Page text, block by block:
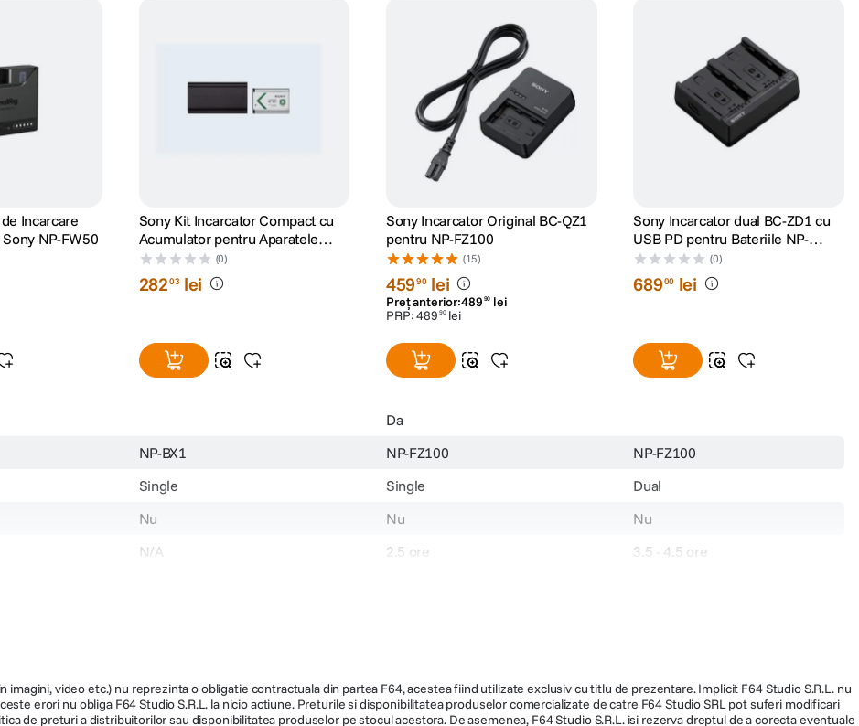
Incarcare
NP-FW50
Sony Kit Incarcator Compact cu
Acumulator pentru Aparatele
Cyber-shot (0)
28203 lei
Sony Incarcator Original BC-QZ1
pentru NP-FZ100
(15)
45990 lei
Preț anterior:489 90 lei
PRP:489 90 lei
Sony Incarcator dual BC-ZD1 cu
USB PD pentru Bateriile NP-
FZ100
(0)
68900 lei
Da
NP-BX1 NP-FZ100
NP-FZ100
Single Single
Dual
Nu Nu
Nu
N/A 2.5 ore
3.5 - 4.5 ore
Da Nu
Da
6100 /
Cyber-Shot Alfa a9 , Alfa a7R III , Alfa a7 III, A7 -
imagini, video etc.) nu reprezinta o obligatie contractuala din partea F64, acestea fiind utilizate exclusiv cu titlu de prezentare. Implicit F64 Studio S.R.L. nu
erori nu obliga F64 Studio S.R.L. la nicio actiune. Preturile si disponibilitatea produselor comercializate de catre F64 Studio SRL pot suferi modificari
de preturi a distribuitorilor sau disponibilitatea produselor pe stocul acestora. De asemenea, F64 Studio S.R.L. isi rezerva dreptul de a corecta eventuale